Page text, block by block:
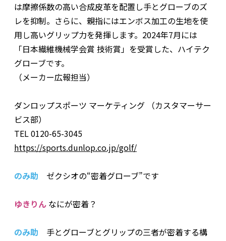
は摩擦係数の高い合成皮革を配置し手とグローブのズ
レを抑制。さらに、親指にはエンボス加工の生地を使
用し高いグリップ力を発揮します。2024年7月には
「日本繊維機械学会賞 技術賞」を受賞した、ハイテク
グローブです。
（メーカー広報担当）
ダンロップスポーツ マーケティング （カスタマーサー
ビス部）
TEL 0120-65-3045
https://sports.dunlop.co.jp/golf/
のみ助 ゼクシオの“密着グローブ”です
ゆきりん なにが密着？
のみ助 手とグローブとグリップの三者が密着する構